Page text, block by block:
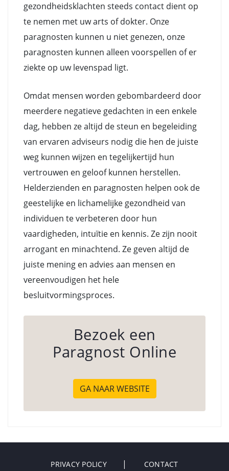
gezondheidsklachten steeds contact dient op
te nemen met uw arts of dokter. Onze
paragnosten kunnen u niet genezen, onze
paragnosten kunnen alleen voorspellen of er
ziekte op uw levenspad ligt.
Omdat mensen worden gebombardeerd door
meerdere negatieve gedachten in een enkele
dag, hebben ze altijd de steun en begeleiding
van ervaren adviseurs nodig die hen de juiste
weg kunnen wijzen en tegelijkertijd hun
vertrouwen en geloof kunnen herstellen.
Helderzienden en paragnosten helpen ook de
geestelijke en lichamelijke gezondheid van
individuen te verbeteren door hun
vaardigheden, intuïtie en kennis. Ze zijn nooit
arrogant en minachtend. Ze geven altijd de
juiste mening en advies aan mensen en
vereenvoudigen het hele
besluitvormingsproces.
Bezoek een
Paragnost Online
GA NAAR WEBSITE
PRIVACY POLICY CONTACT